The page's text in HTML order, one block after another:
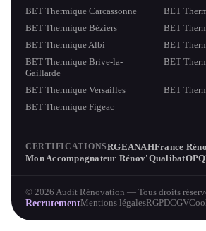
BET Thermique Carcassonne
BET
BET Thermique Béziers
BET
BET Thermique Albi
BET
BET Thermique Brive-la-
Gaillarde
BET
BET Thermique Versailles
BET
BET Thermique Figeac
CERTIFICATIONSRGEANAHFrance
Mon Accompagnateur Rénov'Qualibat
© 2026 Audit Rénovation — Tous droits
RecrutementMentions légalesRGPDCGV